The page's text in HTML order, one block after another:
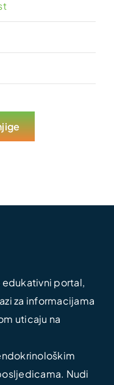
portal,
za informacijama
uticaju na
Nudi